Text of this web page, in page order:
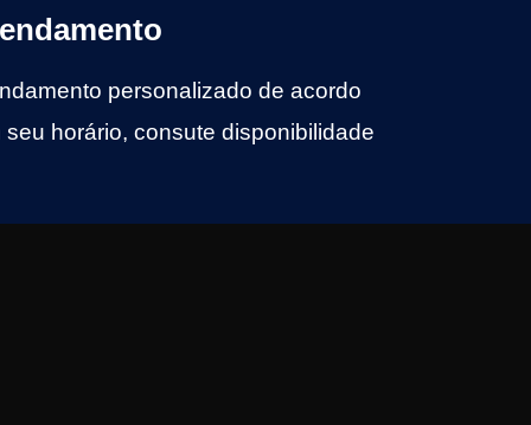
personalizado de acordo
seu horário, consute disponibilidade